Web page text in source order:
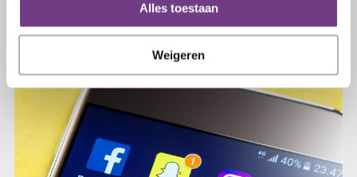
Alles toestaan
Weigeren
Lees verder